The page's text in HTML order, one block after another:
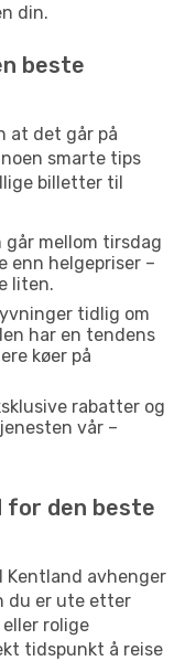
din.
beste
at det går på
smarte tips
billetter til
går mellom tirsdag
enn helgepriser –
liten.
tidlig om
har en tendens
køer på
rabatter og
vår –
for den beste
avhenger
du er ute etter
rolige
tidspunkt å reise